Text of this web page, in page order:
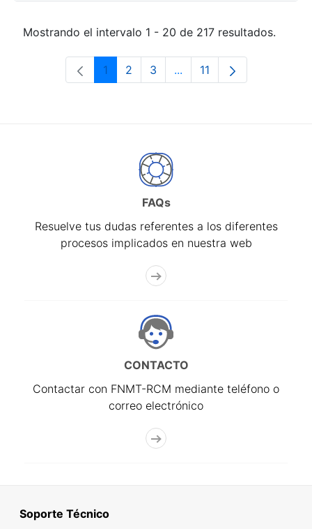
Mostrando el intervalo 1 - 20 de 217 resultados.
Página
1 Página
2 Página
3 ...Páginas intermedias Use
Página
11
FAQs
Resuelve tus dudas referentes a los diferentes
procesos implicados en nuestra web
CONTACTO
Contactar con FNMT-RCM mediante teléfono o
correo electrónico
Soporte Técnico